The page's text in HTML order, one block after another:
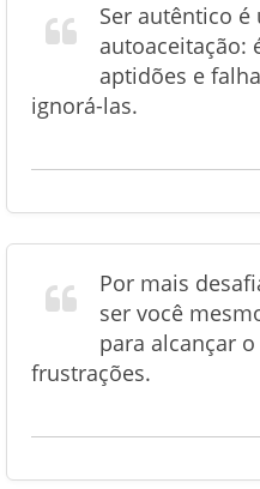
Ser autêntico
autoaceitação:
aptidões e
ignorá-las.
Por mais
ser você
para alcançar
frustrações.